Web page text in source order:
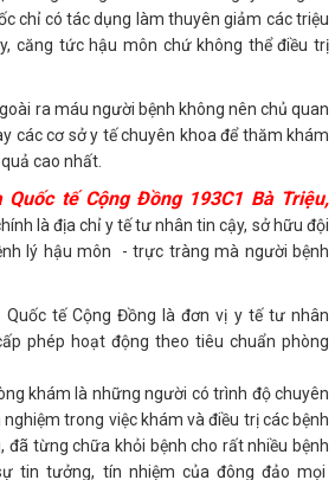
chỉ có tác dụng làm thuyên giảm các triệu
căng tức hậu môn chứ không thể điều trị
ra máu người bệnh không nên chủ quan
các cơ sở y tế chuyên khoa để thăm khám
cao nhất.
tế Cộng Đồng 193C1 Bà Triệu,
là địa chỉ y tế tư nhân tin cậy, sở hữu đội
lý hậu môn - trực tràng mà người bệnh
Quốc tế Cộng Đồng là đơn vị y tế tư nhân
phép hoạt động theo tiêu chuẩn phòng
khám là những người có trình độ chuyên
trong việc khám và điều trị các bệnh
đã từng chữa khỏi bệnh cho rất nhiều bệnh
tin tưởng, tín nhiệm của đông đảo mọi